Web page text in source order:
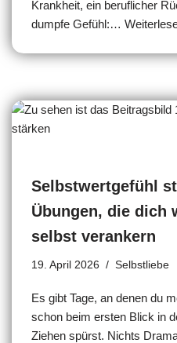
Krankheit, ein beruflicher
dumpfe Gefühl:…
Selbstwertgefühl
Übungen, die dich
selbst verankern
19. April 2026 Selbstliebe
Es gibt Tage, an denen du
schon beim ersten Blick in
Ziehen spürst. Nichts